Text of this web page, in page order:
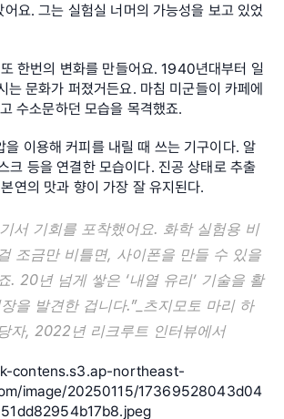
요. 그는 실험실 너머의 가능성을 보고 있었
한번의 변화를 만들어요. 1940년대부터 일
는 문화가 퍼졌거든요. 마침 미군들이 카페에
수소문하던 모습을 목격했죠.
을 이용해 커피를 내릴 때 쓰는 기구이다. 알
크 등을 연결한 모습이다. 진공 상태로 추출
연의 맛과 향이 가장 잘 유지된다.
서 기회를 포착했어요. 화학 실험용 비
조금만 비틀면, 사이폰을 만들 수 있을
. 20년 넘게 쌓은 ‘내열 유리’ 기술을 활
을 발견한 겁니다.”_츠지모토 마리 하
자, 2022년 리크루트 인터뷰에서
contens.s3.ap-northeast-
image/20250115/17369528043d04